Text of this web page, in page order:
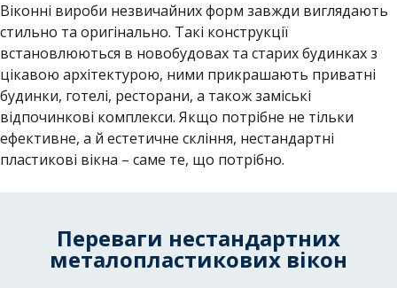
Віконні вироби незвичайних форм завжди виглядають
стильно та оригінально. Такі конструкції
встановлюються в новобудовах та старих будинках з
цікавою архітектурою, ними прикрашають приватні
будинки, готелі, ресторани, а також заміські
відпочинкові комплекси. Якщо потрібне не тільки
ефективне, а й естетичне скління, нестандартні
пластикові вікна – саме те, що потрібно.
Переваги нестандартних
металопластикових вікон